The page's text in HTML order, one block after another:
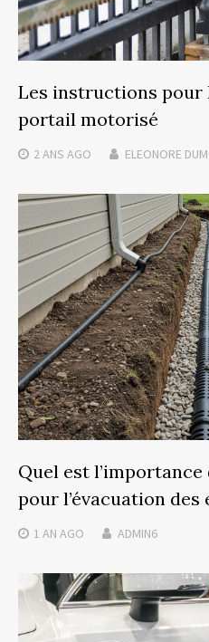
Les instructions pour
portail motorisé
2 ANS AGO ELEONORE
Quel est
pour l’évacuation des
1 AN AGO ADMIN6